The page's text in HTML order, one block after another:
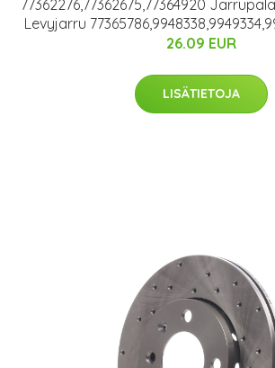
77362276,77362675,77364920
Levyjarru
26.09 EUR
LISÄTIETOJA